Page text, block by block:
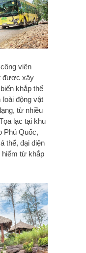
viên
được xây
khắp thế
động vật
từ nhiều
lạc tại khu
Phú Quốc,
thể, đại diện
hiếm từ khắp